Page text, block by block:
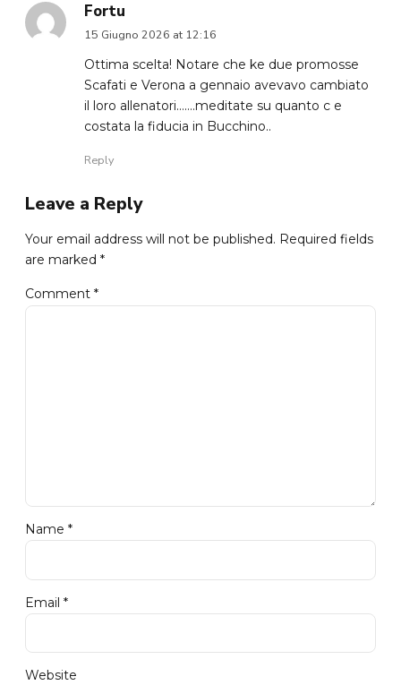
Fortu
15 Giugno 2026 at 12:16
Ottima scelta! Notare che ke due promosse
Scafati e Verona a gennaio avevavo cambiato
il loro allenatori…….meditate su quanto c e
costata la fiducia in Bucchino..
Reply
Leave a Reply
Your email address will not be published. Required fields
are marked *
Comment *
Name *
Email *
Website